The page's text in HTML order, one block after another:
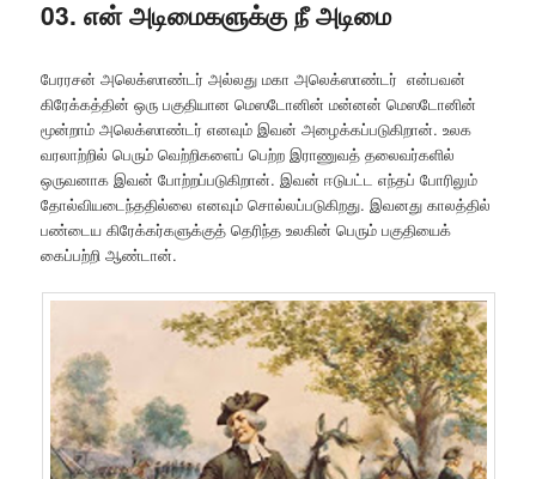
03. என் அடிமைகளுக்கு நீ அடிமை
பேரரசன் அலெக்ஸாண்டர் அல்லது மகா அலெக்ஸாண்டர் என்பவன்
கிரேக்கத்தின் ஒரு பகுதியான மெஸடோனின் மன்னன் மெஸடோனின்
மூன்றாம் அலெக்ஸாண்டர் எனவும் இவன் அழைக்கப்படுகிறான். உலக
வரலாற்றில் பெரும் வெற்றிகளைப் பெற்ற இராணுவத் தலைவர்களில்
ஒருவனாக இவன் போற்றப்படுகிறான். இவன் ஈடுபட்ட எந்தப் போரிலும்
தோல்வியடைந்ததில்லை எனவும் சொல்லப்படுகிறது. இவனது காலத்தில்
பண்டைய கிரேக்கர்களுக்குத் தெரிந்த உலகின் பெரும் பகுதியைக்
கைப்பற்றி ஆண்டான்.